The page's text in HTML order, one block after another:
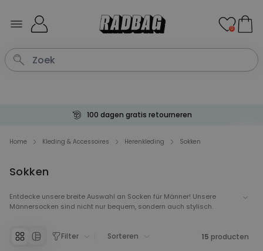
0
100 dagen gratis retourneren
Home Kleding & Accessoires Herenkleding Sokken
Sokken
Entdecke unsere breite Auswahl an Socken für Männer! Unsere
Männersocken sind nicht nur bequem, sondern auch stylisch.
Socken ganz individuell zu gestalten. Egal, ob mit deinem Namen,
Filter Sorteren 15 producten